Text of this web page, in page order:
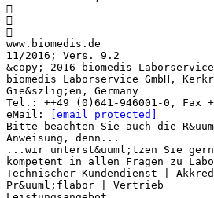



www.biomedis.de
11/2016; Vers. 9.2
&copy; 2016 biomedis
biomedis Laborservice GmbH,
Gie&szlig;en, Germany
Tel.: ++49 (0)641-946001-0, Fax
eMail:
[email protected]
Bitte beachten Sie auch die
Anweisung, denn...
...wir unterst&uuml;tzen Sie
kompetent in allen Fragen zu
Technischer Kundendienst |
Pr&uuml;flabor | Vertrieb